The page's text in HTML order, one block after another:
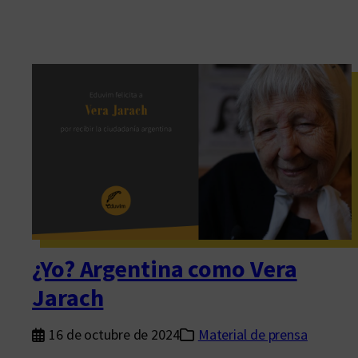
¿Yo? Argentina como Vera
Jarach
16 de octubre de 2024 Material de prensa